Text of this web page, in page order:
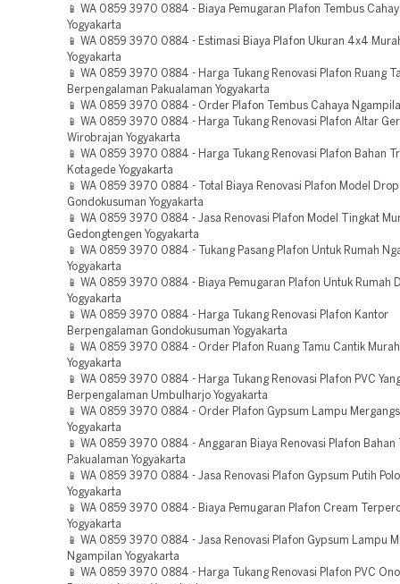
📱 WA 0859 3970 0884 - Biaya Pemugaran Plafon Tembus
Yogyakarta
📱 WA 0859 3970 0884 - Estimasi Biaya Plafon Ukuran 4x4
Yogyakarta
📱 WA 0859 3970 0884 - Harga Tukang Renovasi Plafon Ruang
Berpengalaman Pakualaman Yogyakarta
📱 WA 0859 3970 0884 - Order Plafon Tembus Cahaya
📱 WA 0859 3970 0884 - Harga Tukang Renovasi Plafon Altar
Wirobrajan Yogyakarta
📱 WA 0859 3970 0884 - Harga Tukang Renovasi Plafon Bahan
Kotagede Yogyakarta
📱 WA 0859 3970 0884 - Total Biaya Renovasi Plafon Model Drop
Gondokusuman Yogyakarta
📱 WA 0859 3970 0884 - Jasa Renovasi Plafon Model Tingkat
Gedongtengen Yogyakarta
📱 WA 0859 3970 0884 - Tukang Pasang Plafon Untuk Rumah
Yogyakarta
📱 WA 0859 3970 0884 - Biaya Pemugaran Plafon Untuk Rumah
Yogyakarta
📱 WA 0859 3970 0884 - Harga Tukang Renovasi Plafon Kantor
Berpengalaman Gondokusuman Yogyakarta
📱 WA 0859 3970 0884 - Order Plafon Ruang Tamu Cantik
Yogyakarta
📱 WA 0859 3970 0884 - Harga Tukang Renovasi Plafon PVC
Berpengalaman Umbulharjo Yogyakarta
📱 WA 0859 3970 0884 - Order Plafon Gypsum Lampu
Yogyakarta
📱 WA 0859 3970 0884 - Anggaran Biaya Renovasi Plafon Bahan
Pakualaman Yogyakarta
📱 WA 0859 3970 0884 - Jasa Renovasi Plafon Gypsum Putih
Yogyakarta
📱 WA 0859 3970 0884 - Biaya Pemugaran Plafon Cream
Yogyakarta
📱 WA 0859 3970 0884 - Jasa Renovasi Plafon Gypsum Lampu
Ngampilan Yogyakarta
📱 WA 0859 3970 0884 - Harga Tukang Renovasi Plafon PVC Ono